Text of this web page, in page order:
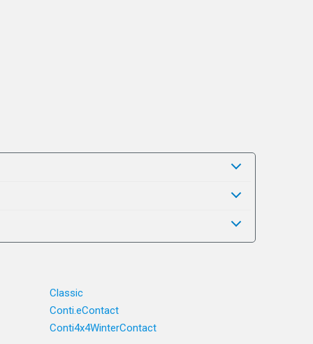
Classic
Conti.eContact
Conti4x4WinterContact